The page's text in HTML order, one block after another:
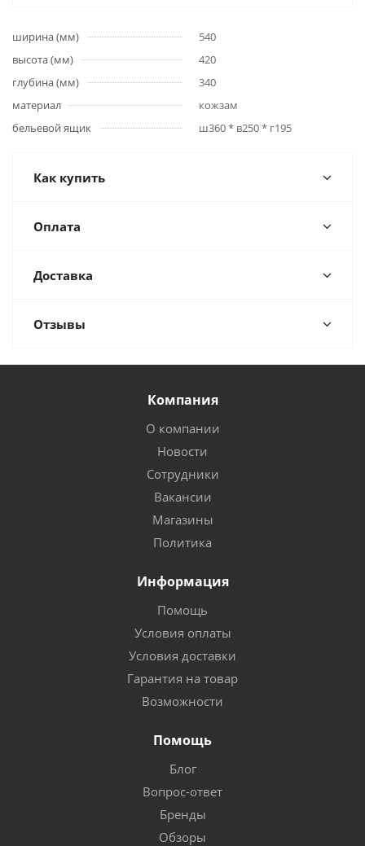
ширина (мм)
540
высота (мм)
420
глубина (мм)
340
материал
кожзам
бельевой ящик
ш360 * в250 * г195
Как купить
Оплата
Доставка
Отзывы
Компания
О компании
Новости
Сотрудники
Вакансии
Магазины
Политика
Информация
Помощь
Условия оплаты
Условия доставки
Гарантия на товар
Возможности
Помощь
Блог
Вопрос-ответ
Бренды
Обзоры